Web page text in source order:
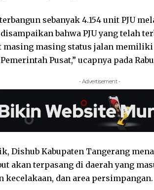
sebanyak 4.154 unit PJU
bahwa PJU yang telah
masing masing status jalan
Pusat,” ucapnya pada Rabu
- Advertisement -
Dishub Kabupaten Tangerang
akan terpasang di daerah yang
dan area persimpangan.